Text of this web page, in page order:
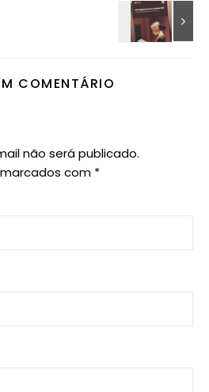
COMENTÁRIO
não será publicado.
com *